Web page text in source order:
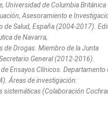
Universidad de Columbia Británica
Asesoramiento e
de Salud, España (2004-2017).
de Navarra,
de Drogas. Miembro de la Junta
General (2012-2016).
Ensayos Clínicos. Departamento
Áreas de investigación:
sistemáticas (Colaboración